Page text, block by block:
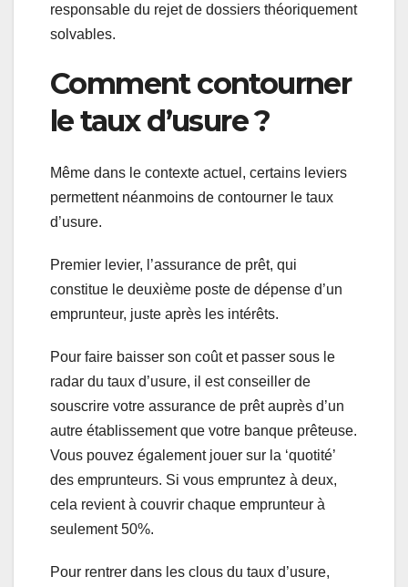
responsable du rejet de dossiers théoriquement
solvables.
Comment contourner
le taux d’usure ?
Même dans le contexte actuel, certains leviers
permettent néanmoins de contourner le taux
d’usure.
Premier levier, l’assurance de prêt, qui
constitue le deuxième poste de dépense d’un
emprunteur, juste après les intérêts.
Pour faire baisser son coût et passer sous le
radar du taux d’usure, il est conseiller de
souscrire votre assurance de prêt auprès d’un
autre établissement que votre banque prêteuse.
Vous pouvez également jouer sur la ‘quotité’
des emprunteurs. Si vous empruntez à deux,
cela revient à couvrir chaque emprunteur à
seulement 50%.
Pour rentrer dans les clous du taux d’usure,